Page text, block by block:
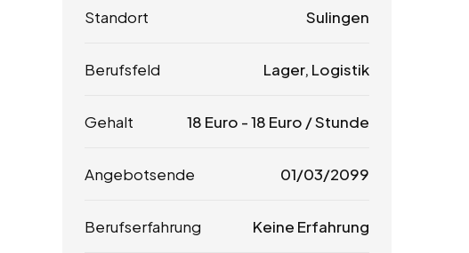
Standort Sulingen
Berufsfeld Lager, Logistik
Gehalt 18 Euro -18 Euro / Stunde
Angebotsende 01/03/2099
Berufserfahrung Keine Erfahrung